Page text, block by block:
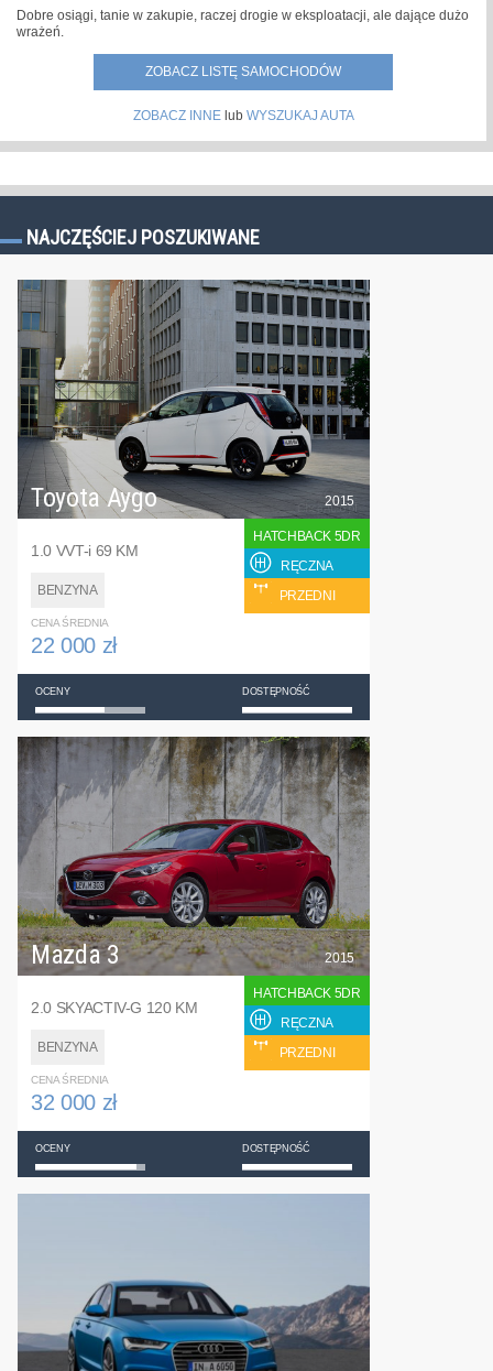
Dobre osiągi, tanie w zakupie, raczej drogie w eksploatacji, ale dające dużo
wrażeń.
ZOBACZ LISTĘ SAMOCHODÓW
ZOBACZ INNElub WYSZUKAJ AUTA
NAJCZĘŚCIEJ POSZUKIWANE
Toyota Aygo
1.0 VVT-i 69 KM
BENZYNA
2015
HATCHBACK 5DR
RĘCZNA
PRZEDNI
CENA ŚREDNIA
22 000 zł
OCENY DOSTĘPNOŚĆ
Mazda 3
2.0 SKYACTIV-G 120 KM
BENZYNA
2015
HATCHBACK 5DR
RĘCZNA
PRZEDNI
CENA ŚREDNIA
32 000 zł
OCENY DOSTĘPNOŚĆ